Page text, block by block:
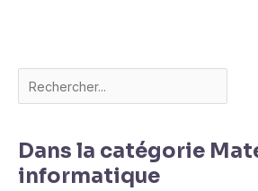
Dans la catégorie
informatique